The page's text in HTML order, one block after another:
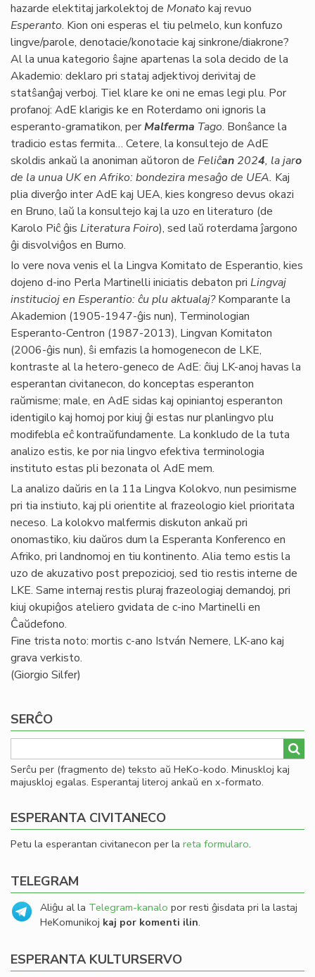
hazarde elektitaj jarkolektoj de Monatokaj revuo
Esperanto. Kion oni esperas el tiu pelmelo, kun konfuzo
lingve/parole, denotacie/konotacie kaj sinkrone/diakrone?
Al la unua kategorio ŝajne apartenas la sola decido de la
Akademio: deklaro pri stataj adjektivoj derivitaj de
statŝanĝaj verboj. Tiel klare ke oni ne emas legi plu. Por
profanoj: AdE klarigis ke en Roterdamo oni ignoris la
esperanto-gramatikon, perMalferma Tago. Bonŝance la
tradicio estas fermita… Cetere, la konsultejo de AdE
skoldis ankaŭ la anoniman aŭtoron de Feliĉan 2024, la jaro
de la unua UK en Afriko: bondezira mesaĝo de UEA. Kaj
plia diverĝo inter AdE kaj UEA, kies kongreso devus okazi
en Bruno, laŭ la konsultejo kaj la uzo en literaturo (de
Karolo Piĉ ĝis Literatura Foiro), sed laŭ roterdama ĵargono
ĝi disvolviĝos en Burno.
Io vere nova venis el la Lingva Komitato de Esperantio, kies
dojeno d-ino Perla Martinelli iniciatis debaton pri Lingvaj
institucioj en Esperantio: ĉu plu aktualaj?Komparante la
Akademion (1905-1947-ĝis nun), Terminologian
Esperanto-Centron (1987-2013), Lingvan Komitaton
(2006-ĝis nun), ŝi emfazis la homogenecon de LKE,
kontraste al la hetero-geneco de AdE: ĉiuj LK-anoj havas la
esperantan civitanecon, do konceptas esperanton
raŭmisme; male, en AdE sidas kaj opiniantoj esperanton
identigilo kaj homoj por kiuj ĝi estas nur planlingvo plu
modifebla eĉ kontraŭfundamente. La konkludo de la tuta
analizo estis, ke por nia lingvo efektiva terminologia
instituto estas pli bezonata ol AdE mem.
La analizo daŭris en la 11a Lingva Kolokvo, nun pesimisme
pri tia instiuto, kaj pli orientite al frazeologio kiel prioritata
neceso. La kolokvo malfermis diskuton ankaŭ pri
onomastiko, kiu daŭros dum la Esperanta Konferenco en
Afriko, pri landnomoj en tiu kontinento. Alia temo estis la
uzo de akuzativo post prepozicioj, sed tio restis interne de
LKE. Same internaj restis pluraj frazeologiaj demandoj, pri
kiuj okupiĝos ateliero gvidata de c-ino Martinelli en
Ĉaŭdefono.
Fine trista noto: mortis c-ano István Nemere, LK-ano kaj
grava verkisto.
(Giorgio Silfer)
SERĈO
Serĉu per (fragmento de) teksto aŭ HeKo-kodo. Minuskloj kaj
majuskloj egalas. Esperantaj literoj ankaŭ en x-formato.
ESPERANTA CIVITANECO
Petu la esperantan civitanecon per la reta formularo.
TELEGRAM
Aliĝu al la Telegram-kanalo por resti ĝisdata pri la lastaj
HeKomunikoj kaj por komenti ilin.
ESPERANTA KULTURSERVO